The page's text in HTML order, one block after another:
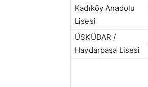
Kadıköy Anadolu
Lisesi
ÜSKÜDAR /
Haydarpaşa Lisesi